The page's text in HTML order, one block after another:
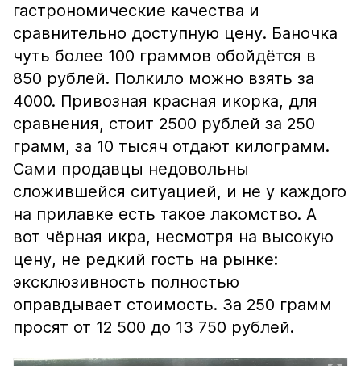
гастрономические качества и
сравнительно доступную цену. Баночка
чуть более 100 граммов обойдётся в
850 рублей. Полкило можно взять за
4000. Привозная красная икорка, для
сравнения, стоит 2500 рублей за 250
грамм, за 10 тысяч отдают килограмм.
Сами продавцы недовольны
сложившейся ситуацией, и не у каждого
на прилавке есть такое лакомство. А
вот чёрная икра, несмотря на высокую
цену, не редкий гость на рынке:
эксклюзивность полностью
оправдывает стоимость. За 250 грамм
просят от 12 500 до 13 750 рублей.